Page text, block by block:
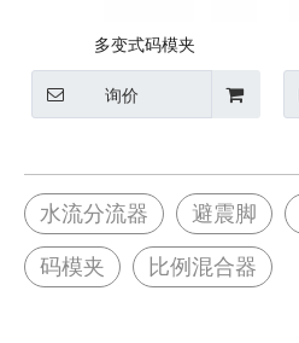
多变式码模夹
询价
水流分流器 避震脚
码模夹 比例混合器